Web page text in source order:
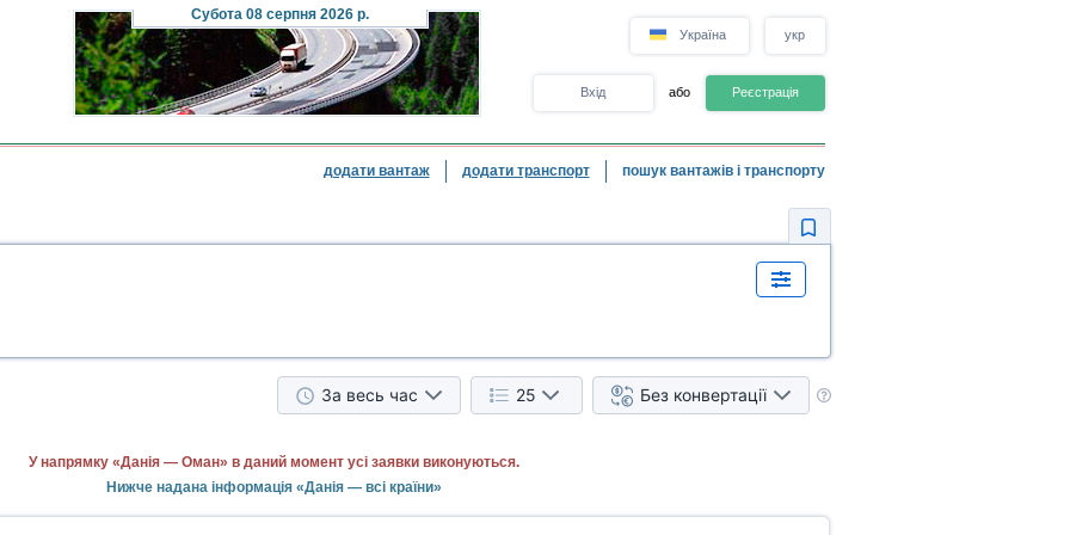
Субота08 серпня 2026 р.
Україна укр
Вхід або Реєстрація
додати вантаж додати транспорт пошук вантажів і транспорту
За весь час 25 Без конвертації
У напрямку «Данія — Оман» в даний момент усі заявки виконуються.
Нижче надана інформація «Данія — всі країни»